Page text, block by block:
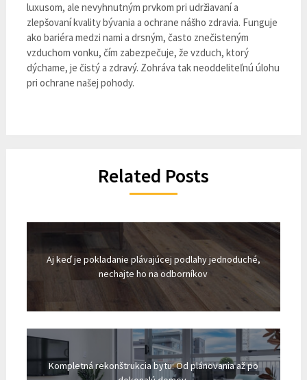
luxusom, ale nevyhnutným prvkom pri udržiavaní a
zlepšovaní kvality bývania a ochrane nášho zdravia. Funguje
ako bariéra medzi nami a drsným, často znečisteným
vzduchom vonku, čím zabezpečuje, že vzduch, ktorý
dýchame, je čistý a zdravý. Zohráva tak neoddeliteľnú úlohu
pri ochrane našej pohody.
Related Posts
Aj keď je pokladanie plávajúcej podlahy jednoduché,
nechajte ho na odborníkov
Kompletná rekonštrukcia bytu: Od plánovania až po